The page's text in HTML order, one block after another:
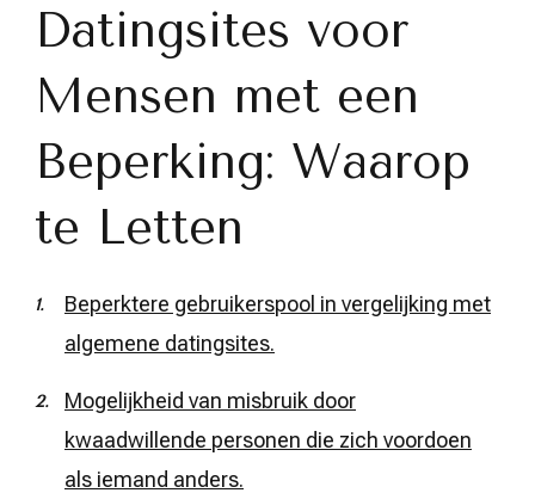
Datingsites voor
Mensen met een
Beperking: Waarop
te Letten
Beperktere gebruikerspool in vergelijking met
algemene datingsites.
Mogelijkheid van misbruik door
kwaadwillende personen die zich voordoen
als iemand anders.